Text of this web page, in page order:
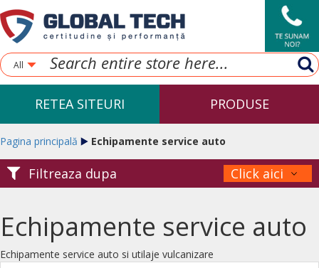
All
RETEA SITEURI PRODUSE
Pagina principală Echipamente service auto
Filtreaza dupa Click aici
Echipamente service auto
Echipamente service auto si utilaje vulcanizare